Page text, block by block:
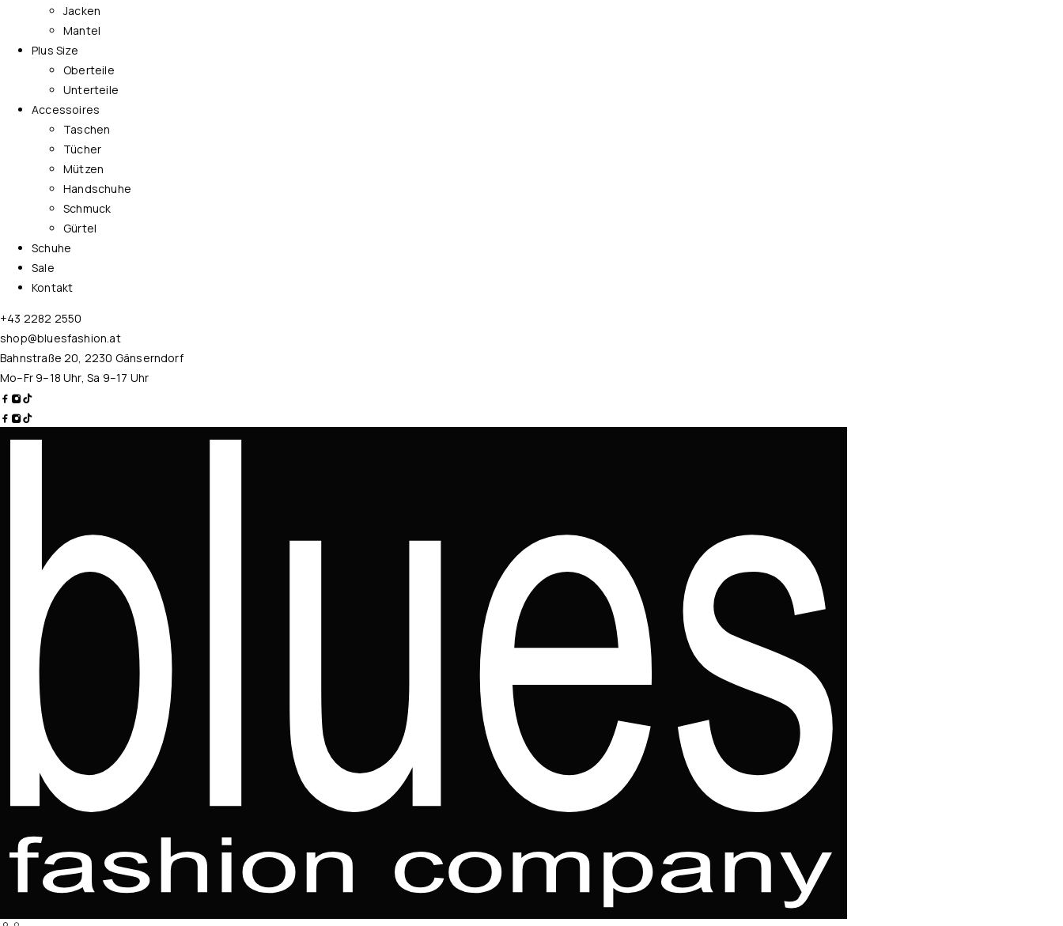
Jacken
Mantel
Plus Size
Oberteile
Unterteile
Accessoires
Taschen
Tücher
Mützen
Handschuhe
Schmuck
Gürtel
Schuhe
Sale
Kontakt
+43 2282 2550
shop@bluesfashion.at
Bahnstraße 20, 2230 Gänserndorf
Mo–Fr 9–18 Uhr, Sa 9–17 Uhr